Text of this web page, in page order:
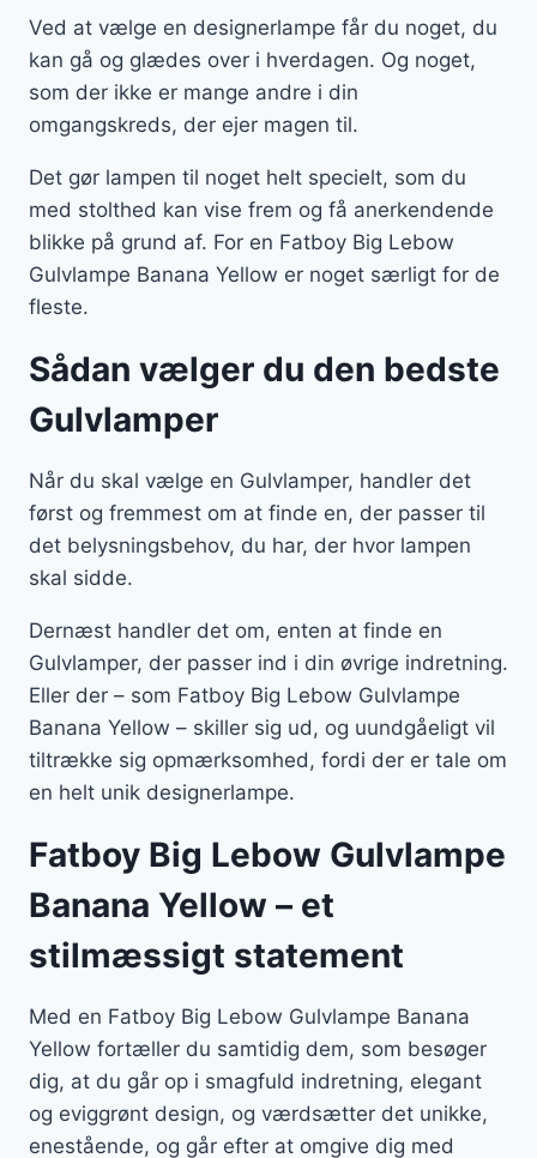
Ved at vælge en designerlampe får du noget, du
kan gå og glædes over i hverdagen. Og noget,
som der ikke er mange andre i din
omgangskreds, der ejer magen til.
Det gør lampen til noget helt specielt, som du
med stolthed kan vise frem og få anerkendende
blikke på grund af. For en Fatboy Big Lebow
Gulvlampe Banana Yellow er noget særligt for de
fleste.
Sådan vælger du den bedste
Gulvlamper
Når du skal vælge en Gulvlamper, handler det
først og fremmest om at finde en, der passer til
det belysningsbehov, du har, der hvor lampen
skal sidde.
Dernæst handler det om, enten at finde en
Gulvlamper, der passer ind i din øvrige indretning.
Eller der – som Fatboy Big Lebow Gulvlampe
Banana Yellow – skiller sig ud, og uundgåeligt vil
tiltrække sig opmærksomhed, fordi der er tale om
en helt unik designerlampe.
Fatboy Big Lebow Gulvlampe
Banana Yellow – et
stilmæssigt statement
Med en Fatboy Big Lebow Gulvlampe Banana
Yellow fortæller du samtidig dem, som besøger
dig, at du går op i smagfuld indretning, elegant
og eviggrønt design, og værdsætter det unikke,
enestående, og går efter at omgive dig med